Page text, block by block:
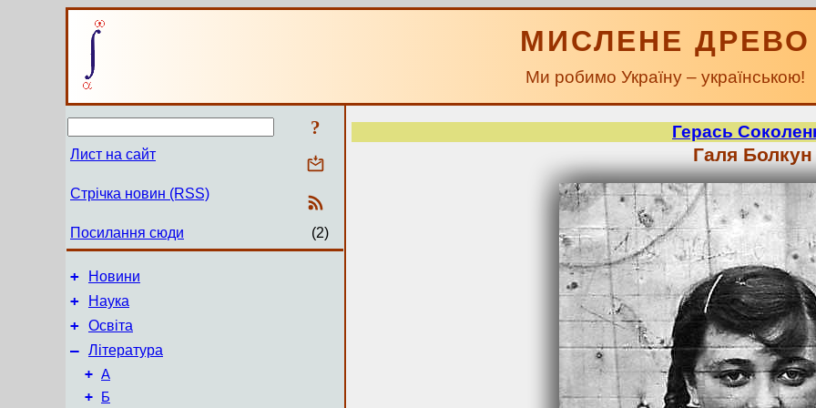
МИСЛЕНЕ ДРЕВО
Ми робимо Україну – українською!
?
Лист на сайт
Стрічка новин (RSS)
Посилання сюди (2)
+ Новини
+ Наука
+ Освіта
– Література
+ А
+ Б
Герась
Галя Болкун